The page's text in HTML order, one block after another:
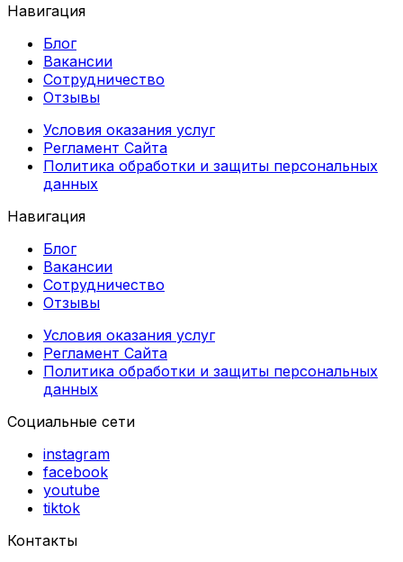
Навигация
Блог
Вакансии
Сотрудничество
Отзывы
Условия оказания услуг
Регламент Сайта
Политика обработки и защиты персональных
данных
Навигация
Блог
Вакансии
Сотрудничество
Отзывы
Условия оказания услуг
Регламент Сайта
Политика обработки и защиты персональных
данных
Социальные сети
instagram
facebook
youtube
tiktok
Контакты